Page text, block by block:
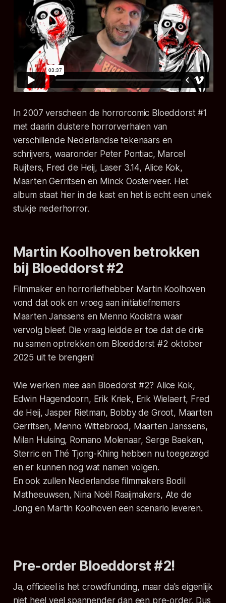
In 2007 verscheen de horrorcomic Bloeddorst #1
met daarin duistere horrorverhalen van
verschillende Nederlandse tekenaars en
schrijvers, waaronder Peter Pontiac, Marcel
Ruijters, Fred de Heij, Laser 3.14, Alice Kok,
Maarten Gerritsen en Minck Oosterveer. Het
album staat hier in de kast en het is echt een uniek
stukje nederhorror.
Martin Koolhoven betrokken
bij Bloeddorst #2
Filmmaker en horrorliefhebber Martin Koolhoven
vond dat ook en vroeg aan initiatiefnemers
Maarten Janssens en Menno Kooistra waar
vervolg bleef. Die vraag leidde er toe dat de drie
nu samen optrekken om Bloeddorst #2 oktober
2025 uit te brengen!
Wie werken mee aan Bloedorst #2? Alice Kok,
Edwin Hagendoorn, Erik Kriek, Erik Wielaert, Fred
de Heij, Jasper Rietman, Bobby de Groot, Maarten
Gerritsen, Menno Wittebrood, Maarten Janssens,
Milan Hulsing, Romano Molenaar, Serge Baeken,
Sterric en Thé Tjong-Khing hebben nu toegezegd
en er kunnen nog wat namen volgen.
En ook zullen Nederlandse filmmakers Bodil
Matheeuwsen, Nina Noël Raaijmakers, Ate de
Jong en Martin Koolhoven een scenario leveren.
Pre-order Bloeddorst #2!
Ja, officieel is het crowdfunding, maar da's eigenlijk
niet heel veel spannender dan een pre-order. Dus